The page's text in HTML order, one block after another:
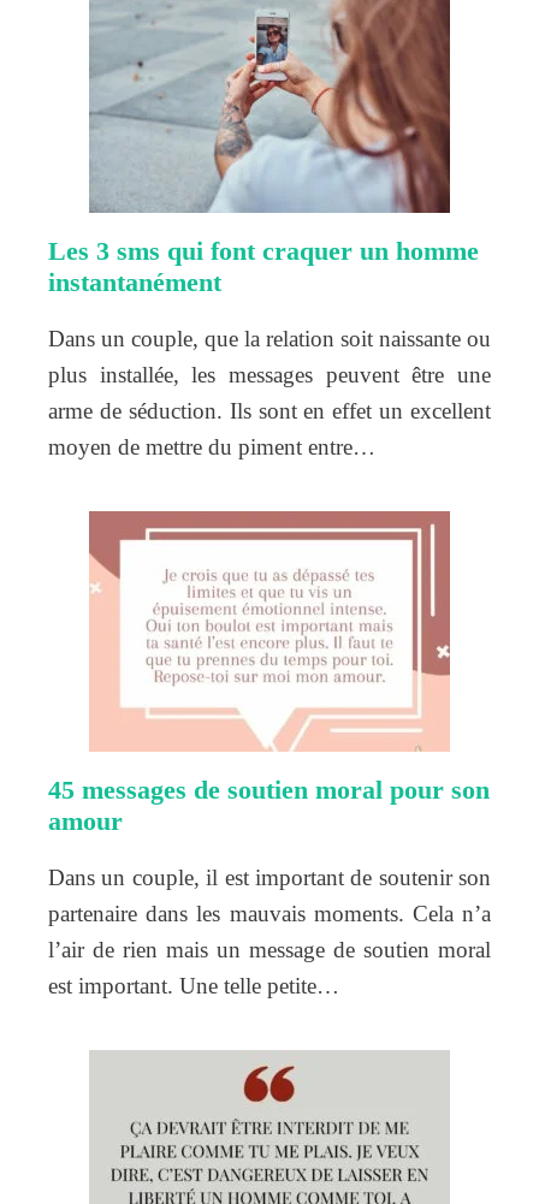
Les 3 sms qui font craquer un homme
instantanément
Dans un couple, que la relation soit naissante ou
plus installée, les messages peuvent être une
arme de séduction. Ils sont en effet un excellent
moyen de mettre du piment entre…
45 messages de soutien moral pour son
amour
Dans un couple, il est important de soutenir son
partenaire dans les mauvais moments. Cela n’a
l’air de rien mais un message de soutien moral
est important. Une telle petite…